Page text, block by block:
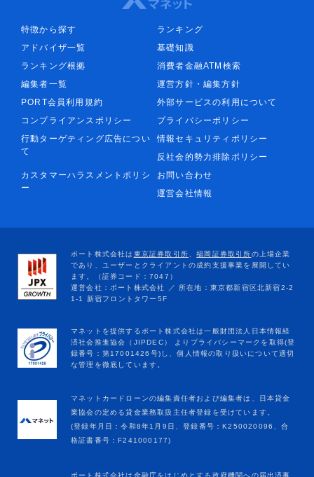
特徴から探す
ランキング
アドバイザ一覧
基礎知識
ランキング根拠
消費者金融ATM検索
編集者一覧
運営方針・編集方針
PORT会員利用規約
外部サービスの利用について
コンプライアンスポリシー
プライバシーポリシー
行動ターゲティング広告につい
て
情報セキュリティポリシー
反社会的勢力排除ポリシー
カスタマーハラスメントポリシ
ー
お問い合わせ
運営会社情報
マネットカードローンの編集責任者および編集者は、日本貸金
業協会の定める貸金業務取扱主任者登録を受けています。
(登録年月日：令和8年1月9日、登録番号：K250020096、合
格証書番号：F241000177)
ポート株式会社は金融庁をはじめとする政府機関への届出済事